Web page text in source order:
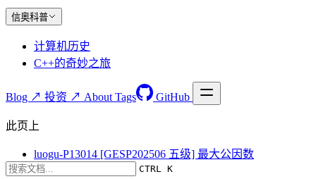
信奥科普
计算机历史
C++的奇妙之旅
Blog ↗ 投资 ↗ About Tags GitHub
CTRL K
此页上
luogu-P13014 [GESP202506 五级] 最大公因数
题目要求